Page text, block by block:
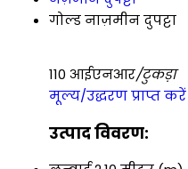
गोल्ड नाज़मीन दुपट्टा
110 आईएनआर/टुकड़ा
मूल्य/उद्धरण प्राप्त करें
उत्पाद विवरण: